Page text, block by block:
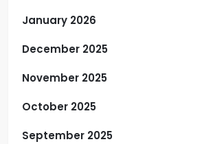
January 2026
December 2025
November 2025
October 2025
September 2025